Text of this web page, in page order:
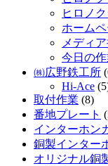
ヒロノ
ホーム
メディ
今日の作
㈱広野鉄工所
Hi-Ace
取付作業 (8)
番地プレート
インターホン
銅製インター
オリジナル銅